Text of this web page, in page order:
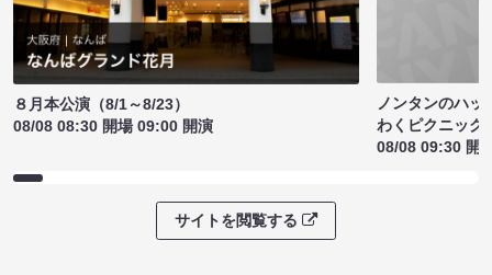
８月本公演（8/1～8/23）
08/08 08:30 開場 09:00 開演
ノンタンのハッ
わくピクニック
08/08 09:30 開
サイトを閲覧する